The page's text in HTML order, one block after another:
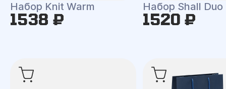
Набор Knit Warm
1538 ₽
Набор Shall Duo
1520 ₽